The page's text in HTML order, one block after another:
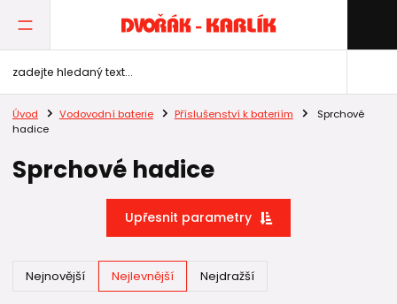
Úvod Vodovodní baterie Příslušenství k bateriím
Sprchové
hadice
Sprchové hadice
Upřesnit parametry
Nejnovější Nejlevnější Nejdražší